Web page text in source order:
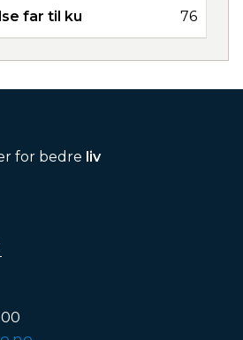
far til ku 76
for bedre liv